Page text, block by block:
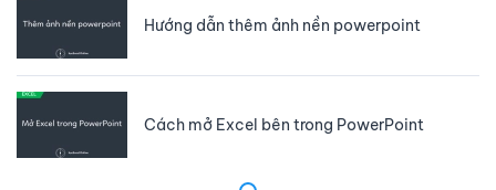
Hướng dẫn thêm ảnh nền powerpoint
Cách mở Excel bên trong PowerPoint